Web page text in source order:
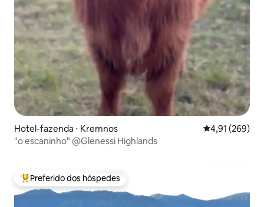
Hotel-fazenda ⋅ Kremnos 4,91 de uma
4,91 (269)
"o escaninho" @Glenessi Highlands
Entre os melhores preferidos dos hóspedes
Preferido dos hóspedes